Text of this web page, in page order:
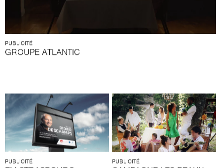
PUBLICITÉ
GROUPE ATLANTIC
PUBLICITÉ PUBLICITÉ